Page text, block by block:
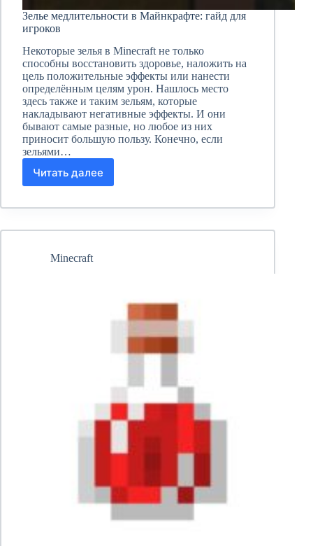
Зелье медлительности в Майнкрафте: гайд для
игроков
Некоторые зелья в Minecraft не только
способны восстановить здоровье, наложить на
цель положительные эффекты или нанести
определённым целям урон. Нашлось место
здесь также и таким зельям, которые
накладывают негативные эффекты. И они
бывают самые разные, но любое из них
приносит большую пользу. Конечно, если
зельями…
Читать далее
Зелье
в
гайд
игроков
Minecraft